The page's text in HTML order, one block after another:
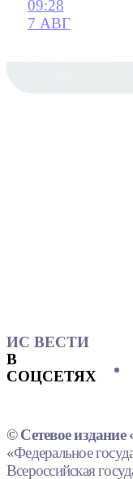
09:28
7 АВГ
ИС ВЕСТИ
В
СОЦСЕТЯХ
© Сетевое издание
«Федеральное
Всероссийская